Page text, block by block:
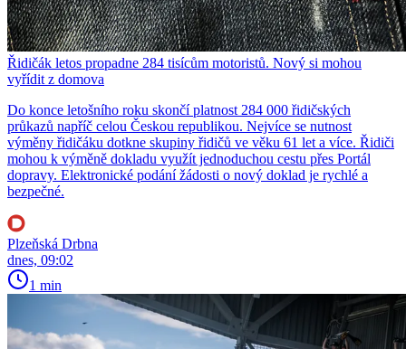
Řidičák letos propadne 284 tisícům motoristů. Nový si mohou
vyřídit z domova
Do konce letošního roku skončí platnost 284 000 řidičských
průkazů napříč celou Českou republikou. Nejvíce se nutnost
výměny řidičáku dotkne skupiny řidičů ve věku 61 let a více. Řidiči
mohou k výměně dokladu využít jednoduchou cestu přes Portál
dopravy. Elektronické podání žádosti o nový doklad je rychlé a
bezpečné.
Plzeňská Drbna
dnes, 09:02
1 min